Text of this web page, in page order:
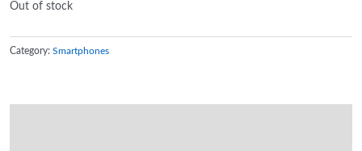
Out of stock
Category: Smartphones